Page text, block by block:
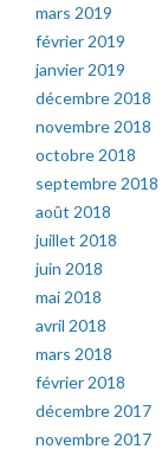
mars 2019
février 2019
janvier 2019
décembre 2018
novembre 2018
octobre 2018
septembre 2018
août 2018
juillet 2018
juin 2018
mai 2018
avril 2018
mars 2018
février 2018
décembre 2017
novembre 2017